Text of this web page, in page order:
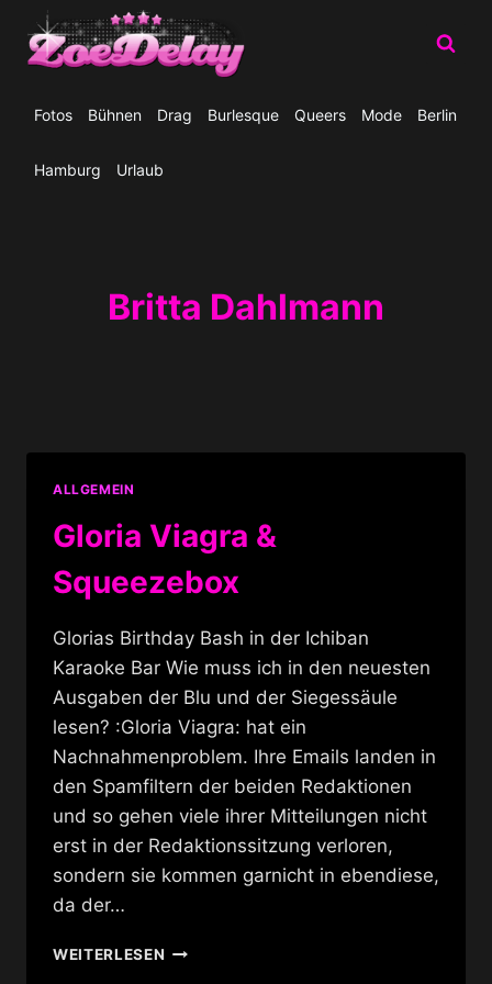
Inhalt
springen
Fotos Bühnen Drag Burlesque Queers Mode Berlin
Hamburg Urlaub
Britta Dahlmann
ALLGEMEIN
Gloria Viagra &
Squeezebox
Glorias Birthday Bash in der Ichiban
Karaoke Bar Wie muss ich in den neuesten
Ausgaben der Blu und der Siegessäule
lesen? :Gloria Viagra: hat ein
Nachnahmenproblem. Ihre Emails landen in
den Spamfiltern der beiden Redaktionen
und so gehen viele ihrer Mitteilungen nicht
erst in der Redaktionssitzung verloren,
sondern sie kommen garnicht in ebendiese,
da der…
WEITERLESENGLORIA